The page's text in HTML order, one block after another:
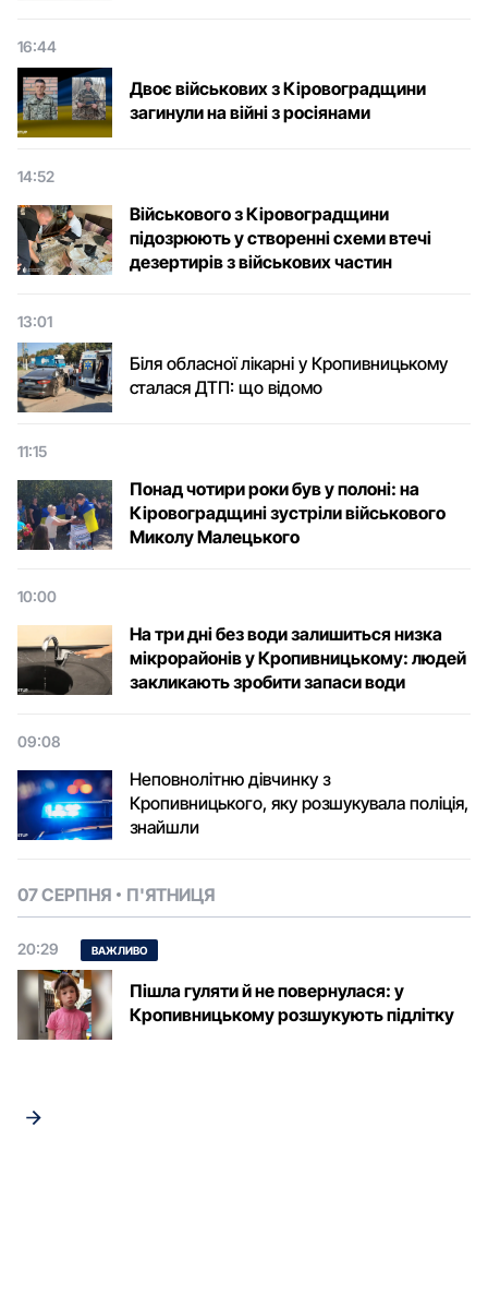
16:44
Двоє військових з Кіровоградщини
загинули на війні з росіянами
14:52
Військового з Кіровоградщини
підозрюють у створенні схеми втечі
дезертирів з військових частин
13:01
Біля обласної лікарні у Кропивницькому
сталася ДТП: що відомо
11:15
Понад чотири роки був у полоні: на
Кіровоградщині зустріли військового
Микoлу Малецькoгo
10:00
На три дні без води залишиться низка
мікрорайонів у Кропивницькому: людей
закликають зробити запаси води
09:08
Неповнолітню дівчинку з
Кропивницького, яку розшукувала поліція,
знайшли
07 СЕРПНЯ П'ЯТНИЦЯ
20:29 ВАЖЛИВО
Пішла гуляти й не повернулася: у
Кропивницькому розшукують підлітку